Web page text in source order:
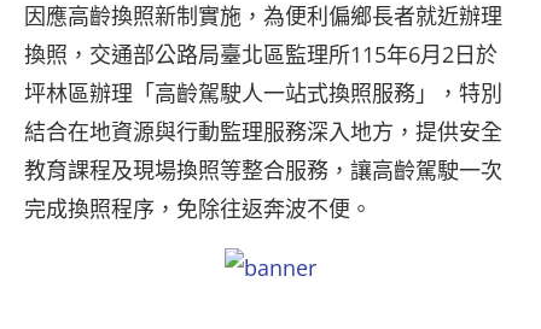
因應高齡換照新制實施，為便利偏鄉長者就近辦理
換照，交通部公路局臺北區監理所115年6月2日於
坪林區辦理「高齡駕駛人一站式換照服務」，特別
結合在地資源與行動監理服務深入地方，提供安全
教育課程及現場換照等整合服務，讓高齡駕駛一次
完成換照程序，免除往返奔波不便。